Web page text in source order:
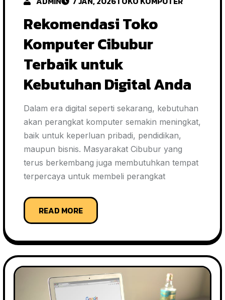
Rekomendasi Toko
Komputer Cibubur
Terbaik untuk
Kebutuhan Digital Anda
Dalam era digital seperti sekarang, kebutuhan
akan perangkat komputer semakin meningkat,
baik untuk keperluan pribadi, pendidikan,
maupun bisnis. Masyarakat Cibubur yang
terus berkembang juga membutuhkan tempat
terpercaya untuk membeli perangkat
READ MORE